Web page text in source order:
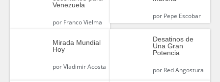
Venezuela
porFranco Vielma
porPepe Escobar
Mirada Mundial
Hoy
porVladimir Acosta
Desatinos de
Una Gran
Potencia
porRed Angostura